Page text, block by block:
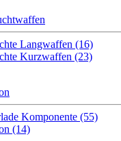
Langwaffen (16)
Kurzwaffen (23)
Komponente (55)
(14)